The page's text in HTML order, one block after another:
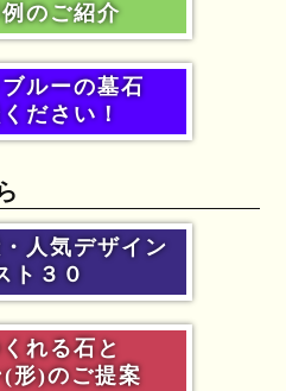
のご紹介
ルーの墓石
ださい！
人気デザイン
ト３０
れる石と
形)のご提案